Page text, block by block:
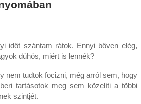
időt szántam rátok. Ennyi bőven elég,
dühös, miért is lennék?
nem tudtok focizni, még arról sem, hogy
tartásotok meg sem közelíti a többi
szintjét.